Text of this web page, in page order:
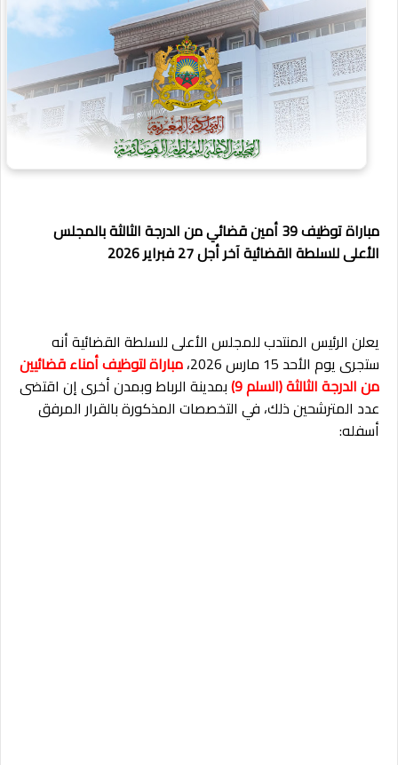
مباراة توظيف 39 أمين قضائي من الدرجة الثالثة بالمجلس
الأعلى للسلطة القضائية آخر أجل 27 فبراير 2026
يعلن الرئيس المنتدب للمجلس الأعلى للسلطة القضائية أنه
ستجرى يوم الأحد 15 مارس 2026،
مباراة لتوظيف أمناء قضائيين
من الدرجة الثالثة (السلم 9)
بمدينة الرباط وبمدن أخرى إن اقتضى
عدد المترشحين ذلك، في التخصصات المذكورة بالقرار المرفق
أسفله: